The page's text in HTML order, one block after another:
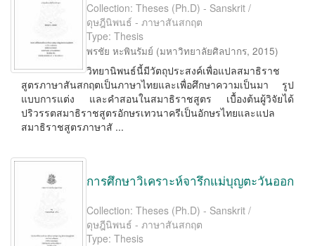
Collection: Theses (Ph.D) - Sanskrit /
ดุษฎีนิพนธ์ - ภาษาสันสกฤต
Type: Thesis
พรชัย หะพินรัมย์ (มหาวิทยาลัยศิลปากร, 2015)
วิทยานิพนธ์นี้มีวัตถุประสงค์เพื่อแปลสมาธิราช
สูตรภาษาสันสกฤตเป็นภาษาไทยและเพื่อศึกษาความเป็นมา รูป
แบบการแต่ง และคำสอนในสมาธิราชสูตร เบื้องต้นผู้วิจัยได้
ปริวรรตสมาธิราชสูตรอักษรเทวนาครีเป็นอักษรไทยและแปล
สมาธิราชสูตรภาษาสั ...
การศึกษาวิเคราะห์จารึกแม่บุญตะวันออก
Collection: Theses (Ph.D) - Sanskrit /
ดุษฎีนิพนธ์ - ภาษาสันสกฤต
Type: Thesis